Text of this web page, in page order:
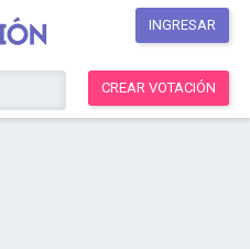
INGRESAR
CREAR VOTACIÓN